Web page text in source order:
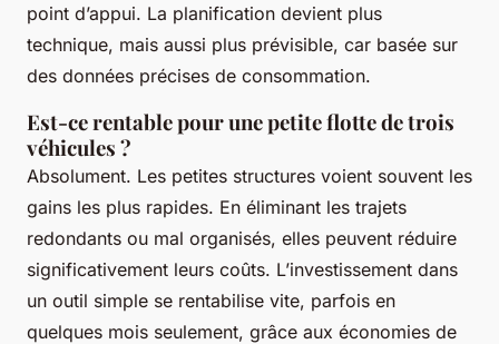
point d’appui. La planification devient plus
technique, mais aussi plus prévisible, car basée sur
des données précises de consommation.
Est-ce rentable pour une petite flotte de trois
véhicules ?
Absolument. Les petites structures voient souvent les
gains les plus rapides. En éliminant les trajets
redondants ou mal organisés, elles peuvent réduire
significativement leurs coûts. L’investissement dans
un outil simple se rentabilise vite, parfois en
quelques mois seulement, grâce aux économies de